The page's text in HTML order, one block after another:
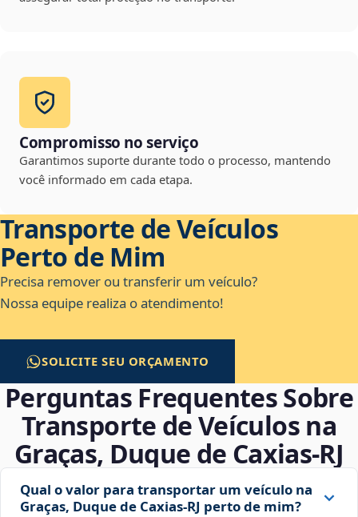
Compromisso no serviço
Garantimos suporte durante todo o processo, mantendo
você informado em cada etapa.
Transporte de Veículos
Perto de Mim
Precisa remover ou transferir um veículo?
Nossa equipe realiza o atendimento!
SOLICITE SEU ORÇAMENTO
Perguntas Frequentes Sobre
Transporte de Veículos na
Graças, Duque de Caxias‑RJ
Qual o valor para transportar um veículo na
Graças, Duque de Caxias‑RJ perto de mim?